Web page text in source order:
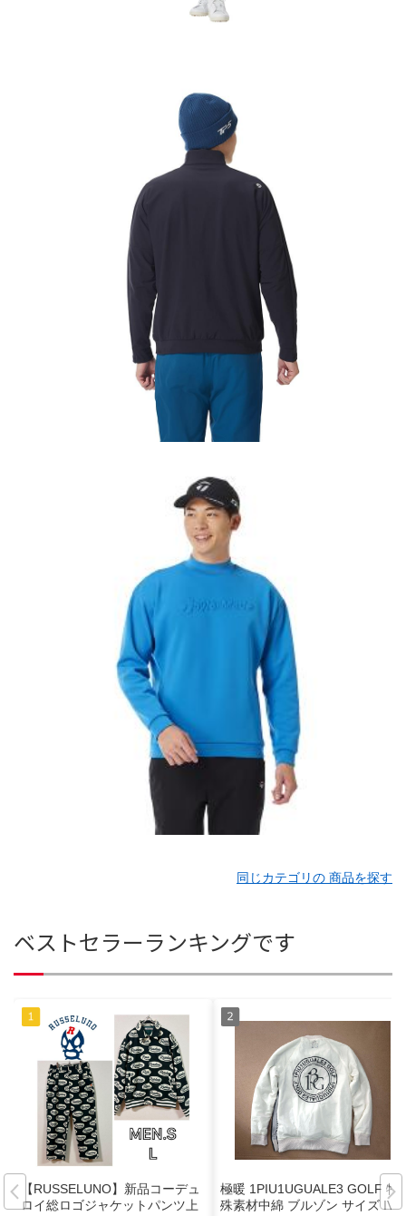
同じカテゴリの 商品を探す
ベストセラーランキングです
【RUSSELUNO】新品コーデュ
ロイ総ロゴジャケットパンツ上
極暖 1PIU1UGUALE3 GOLF 特
殊素材中綿 ブルゾン サイズ IV